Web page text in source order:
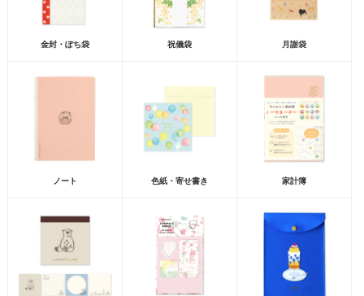
金封・ぽち袋 祝儀袋 月謝袋
ノート 色紙・寄せ書き 家計簿